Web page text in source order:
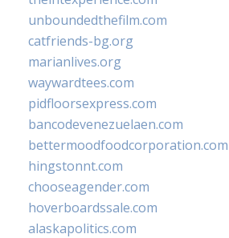
unboundedthefilm.com
catfriends-bg.org
marianlives.org
waywardtees.com
pidfloorsexpress.com
bancodevenezuelaen.com
bettermoodfoodcorporation.com
hingstonnt.com
chooseagender.com
hoverboardssale.com
alaskapolitics.com